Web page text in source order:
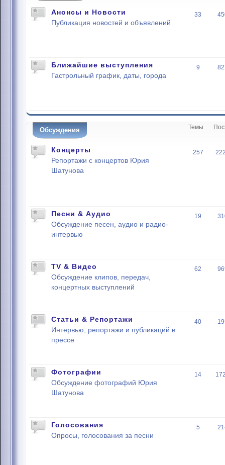
Анонсы и Новости
Публикация новостей и объявлений
33
Ближайшие выступления
Гастрольный график, даты, города
9
Обсуждения Темы
Концерты
Репортажи с концертов Юрия
Шатунова
257
Песни & Аудио
Обсуждение песен, аудио и радио-
интервью
19
TV & Видео
Обсуждение клипов, передач,
концертных выступлений
62
Статьи & Репортажи
Интервью, репортажи и публикаций в
прессе
40
Фотографии
Обсуждение фотографий Юрия
Шатунова
14
Голосования
Опросы, голосования за песни
5